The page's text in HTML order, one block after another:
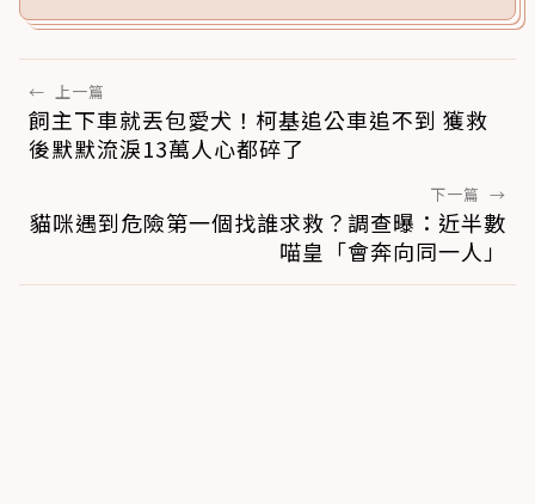
← 上一篇
飼主下車就丟包愛犬！柯基追公車追不到 獲救
後默默流淚13萬人心都碎了
下一篇 →
貓咪遇到危險第一個找誰求救？調查曝：近半數
喵皇「會奔向同一人」